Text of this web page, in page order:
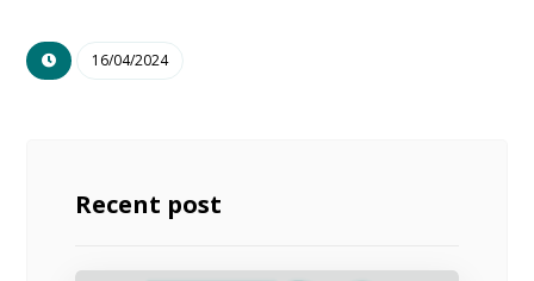
16/04/2024
Recent post